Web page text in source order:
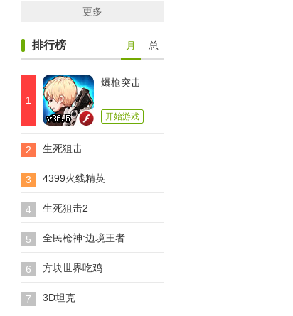
更多
排行榜 月 总
1
爆枪突击
开始游戏
2 生死狙击
3 4399火线精英
4 生死狙击2
5 全民枪神:边境王者
6 方块世界吃鸡
7 3D坦克